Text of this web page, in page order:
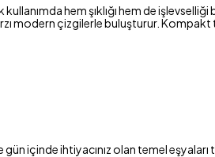
kullanımda hem şıklığı hem de
modern çizgilerle buluşturur. Kompakt
içinde ihtiyacınız olan temel eşyaları